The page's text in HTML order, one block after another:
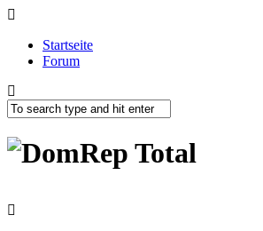
Startseite
Forum